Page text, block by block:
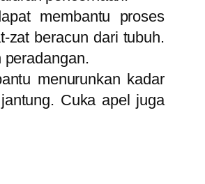
membantu proses
zat beracun dari tubuh.
menurunkan kadar
Cuka apel juga